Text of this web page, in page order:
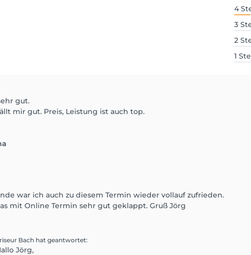
4
3
2
1
gut.
mir gut. Preis, Leistung ist auch top.
war ich auch zu diesem Termin wieder vollauf zufrieden.
mit Online Termin sehr gut geklappt. Gruß Jörg
Bach hat geantwortet:
Jörg,